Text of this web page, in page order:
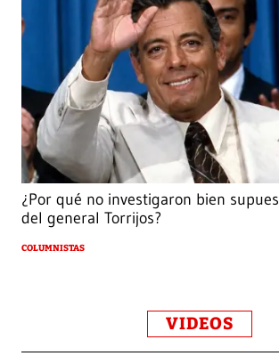
¿Por qué no investigaron bien
del general Torrijos?
COLUMNISTAS
VIDEOS